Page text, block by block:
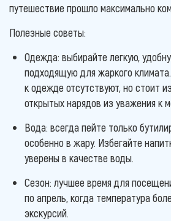
путешествие прошло максимально
Полезные советы:
Одежда: выбирайте легкую,
подходящую для жаркого
к одежде отсутствуют, но стоит
открытых нарядов из уважения к
Вода: всегда пейте только
особенно в жару. Избегайте
уверены в качестве воды.
Сезон: лучшее время для
по апрель, когда температура
экскурсий.